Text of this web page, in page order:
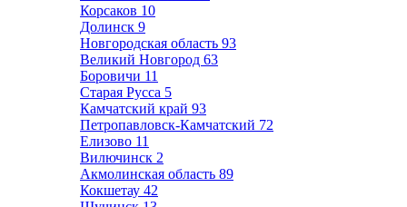
Корсаков 10
Долинск 9
Новгородская область 93
Великий Новгород 63
Боровичи 11
Старая Русса 5
Камчатский край 93
Петропавловск-Камчатский 72
Елизово 11
Вилючинск 2
Акмолинская область 89
Кокшетау 42